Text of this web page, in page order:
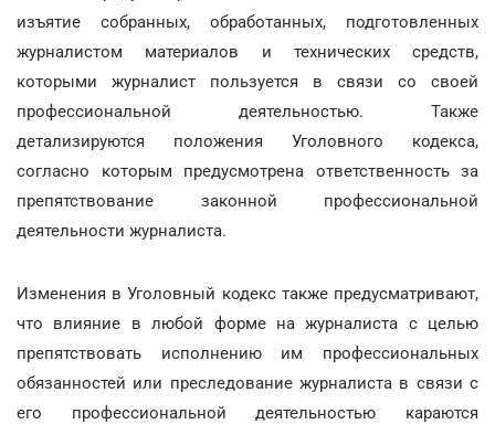
изъятие собранных, обработанных, подготовленных
журналистом материалов и технических средств,
которыми журналист пользуется в связи со своей
профессиональной деятельностью. Также
детализируются положения Уголовного кодекса,
согласно которым предусмотрена ответственность за
препятствование законной профессиональной
деятельности журналиста.
Изменения в Уголовный кодекс также предусматривают,
что влияние в любой форме на журналиста с целью
препятствовать исполнению им профессиональных
обязанностей или преследование журналиста в связи с
его профессиональной деятельностью караются